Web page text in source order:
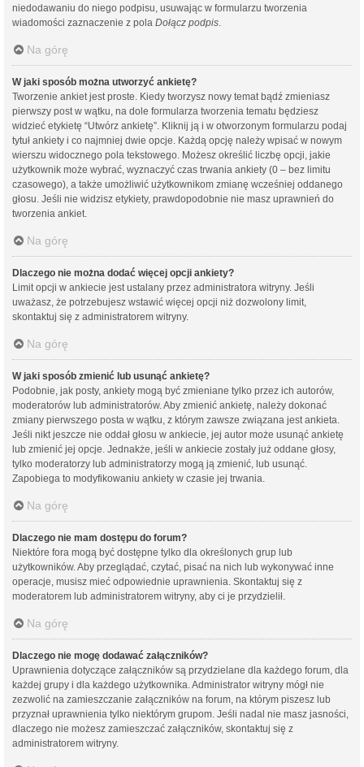
niedodawaniu do niego podpisu, usuwając w formularzu tworzenia
wiadomości zaznaczenie z pola Dołącz podpis.
Na górę
W jaki sposób można utworzyć ankietę?
Tworzenie ankiet jest proste. Kiedy tworzysz nowy temat bądź zmieniasz
pierwszy post w wątku, na dole formularza tworzenia tematu będziesz
widzieć etykietę “Utwórz ankietę”. Kliknij ją i w otworzonym formularzu podaj
tytuł ankiety i co najmniej dwie opcje. Każdą opcję należy wpisać w nowym
wierszu widocznego pola tekstowego. Możesz określić liczbę opcji, jakie
użytkownik może wybrać, wyznaczyć czas trwania ankiety (0 – bez limitu
czasowego), a także umożliwić użytkownikom zmianę wcześniej oddanego
głosu. Jeśli nie widzisz etykiety, prawdopodobnie nie masz uprawnień do
tworzenia ankiet.
Na górę
Dlaczego nie można dodać więcej opcji ankiety?
Limit opcji w ankiecie jest ustalany przez administratora witryny. Jeśli
uważasz, że potrzebujesz wstawić więcej opcji niż dozwolony limit,
skontaktuj się z administratorem witryny.
Na górę
W jaki sposób zmienić lub usunąć ankietę?
Podobnie, jak posty, ankiety mogą być zmieniane tylko przez ich autorów,
moderatorów lub administratorów. Aby zmienić ankietę, należy dokonać
zmiany pierwszego posta w wątku, z którym zawsze związana jest ankieta.
Jeśli nikt jeszcze nie oddał głosu w ankiecie, jej autor może usunąć ankietę
lub zmienić jej opcje. Jednakże, jeśli w ankiecie zostały już oddane głosy,
tylko moderatorzy lub administratorzy mogą ją zmienić, lub usunąć.
Zapobiega to modyfikowaniu ankiety w czasie jej trwania.
Na górę
Dlaczego nie mam dostępu do forum?
Niektóre fora mogą być dostępne tylko dla określonych grup lub
użytkowników. Aby przeglądać, czytać, pisać na nich lub wykonywać inne
operacje, musisz mieć odpowiednie uprawnienia. Skontaktuj się z
moderatorem lub administratorem witryny, aby ci je przydzielił.
Na górę
Dlaczego nie mogę dodawać załączników?
Uprawnienia dotyczące załączników są przydzielane dla każdego forum, dla
każdej grupy i dla każdego użytkownika. Administrator witryny mógł nie
zezwolić na zamieszczanie załączników na forum, na którym piszesz lub
przyznał uprawnienia tylko niektórym grupom. Jeśli nadal nie masz jasności,
dlaczego nie możesz zamieszczać załączników, skontaktuj się z
administratorem witryny.